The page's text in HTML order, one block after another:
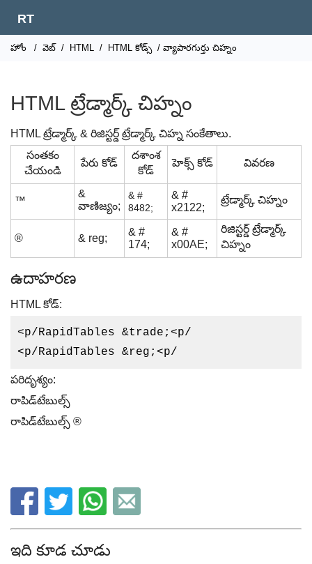
RT
హోం / వెబ్ / HTML / HTML కోడ్స్ / వ్యాపారగుర్తు చిహ్నం
HTML ట్రేడ్మార్క్ చిహ్నం
HTML ట్రేడ్మార్క్ & రిజిస్టర్డ్ ట్రేడ్మార్క్ చిహ్న సంకేతాలు.
సంతకం
చేయండి
పేరు కోడ్
దశాంశ
కోడ్
హెక్స్ కోడ్ వివరణ
™
&
వాణిజ్యం;
& #
8482;
& #
x2122;
ట్రేడ్మార్క్ చిహ్నం
® & reg;
& #
174;
& #
x00AE;
రిజిస్టర్డ్ ట్రేడ్మార్క్
చిహ్నం
ఉదాహరణ
HTML కోడ్:
<p/RapidTables &trade;<p/
<p/RapidTables &reg;<p/
పరిదృశ్యం:
రాపిడ్‌టేబుల్స్
రాపిడ్‌టేబుల్స్ ®
ఇది కూడ చూడు